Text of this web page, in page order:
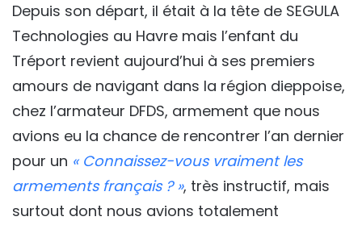
Depuis son départ, il était à la tête de SEGULA
Technologies au Havre mais l’enfant du
Tréport revient aujourd’hui à ses premiers
amours de navigant dans la région dieppoise,
chez l’armateur DFDS, armement que nous
avions eu la chance de rencontrer l’an dernier
pour un « Connaissez-vous vraiment les
armements français ? », très instructif, mais
surtout dont nous avions totalement